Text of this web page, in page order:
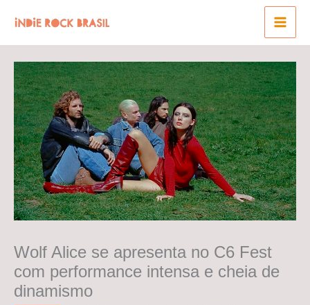
para
o
conteúdo
Wolf Alice se apresenta no C6 Fest
com performance intensa e cheia de
dinamismo